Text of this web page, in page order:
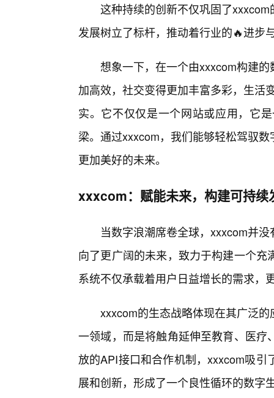
这种持续的创新不仅巩固了
发展树立了标杆，推动着行业的🔥进步
想象一下，在一个由xxxcom构建
加高效，社交变得更加丰富多彩，生活
实。它不仅仅是一个网站或应用，它
梁。通过xxxcom，我们能够轻松驾驭
更加美好的未来。
xxxcom：赋能未来，构建可持续
当数字浪潮席卷全球，xxxcom并
向了更广阔的未来，致力于构建一个
系统不仅承载着用户日益增长的需求，
xxxcom的生态战略体现在其广泛
一领域，而是将触角延伸至教育、医
放的API接口和合作机制，xxxcom吸
展和创新，形成了一个良性循环的数字